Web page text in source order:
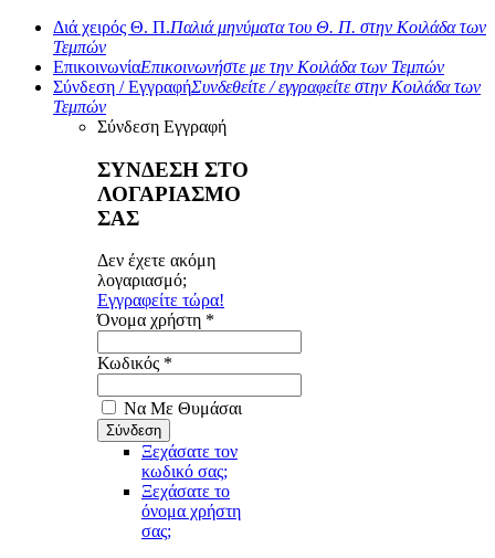
Διά χειρός Θ. Π.Παλιά μηνύματα του Θ. Π. στην Κοιλάδα των
Τεμπών
ΕπικοινωνίαΕπικοινωνήστε με την Κοιλάδα των Τεμπών
Σύνδεση / ΕγγραφήΣυνδεθείτε / εγγραφείτε στην Κοιλάδα των
Τεμπών
Σύνδεση Εγγραφή
ΣΥΝΔΕΣΗ ΣΤΟ
ΛΟΓΑΡΙΑΣΜΟ
ΣΑΣ
Δεν έχετε ακόμη
λογαριασμό;
Εγγραφείτε τώρα!
Όνομα χρήστη *
Κωδικός *
Να Με Θυμάσαι
Ξεχάσατε τον
κωδικό σας;
Ξεχάσατε το
όνομα χρήστη
σας;